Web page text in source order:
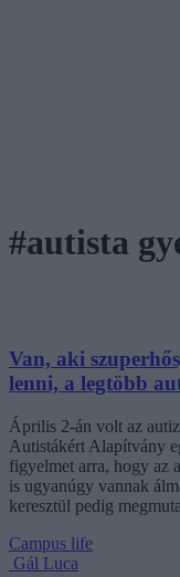
#autista
Van, aki
lenni, a legtöbb
Április 2-án volt az
Autistákért Alapítvány
figyelmet arra, hogy az
is ugyanúgy vannak
keresztül pedig
Campus life
Gál Luca